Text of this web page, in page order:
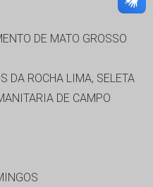
DE MATO GROSSO
DA ROCHA LIMA, SELETA
DE CAMPO